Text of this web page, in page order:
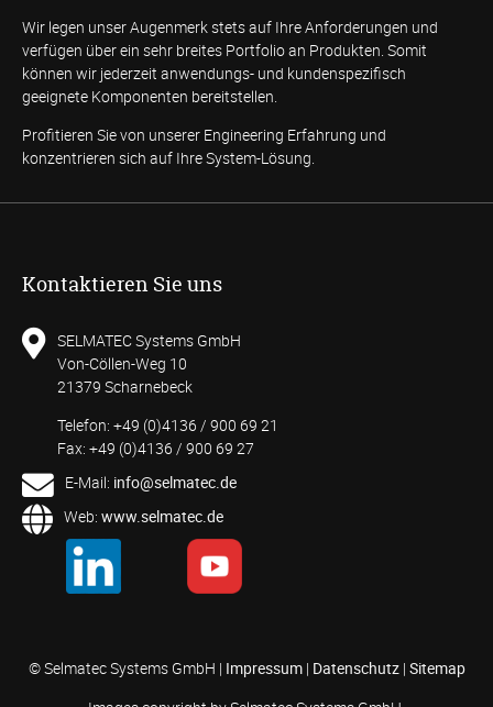
Wir legen unser Augenmerk stets auf Ihre Anforderungen und
verfügen über ein sehr breites Portfolio an Produkten. Somit
können wir jederzeit anwendungs- und kundenspezifisch
geeignete Komponenten bereitstellen.
Profitieren Sie von unserer Engineering Erfahrung und
konzentrieren sich auf Ihre System-Lösung.
Kontaktieren Sie uns
SELMATEC Systems GmbH
Von-Cöllen-Weg 10
21379 Scharnebeck
Telefon: +49 (0)4136 / 900 69 21
Fax: +49 (0)4136 / 900 69 27
E-Mail: info@selmatec.de
Web: www.selmatec.de
© Selmatec Systems GmbH | Impressum| Datenschutz| Sitemap